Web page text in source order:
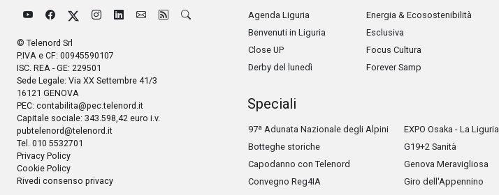
© Telenord Srl
P.IVA e CF: 00945590107
ISC. REA - GE: 229501
Sede Legale: Via XX Settembre 41/3
16121 GENOVA
PEC: contabilita@pec.telenord.it
Capitale sociale: 343.598,42 euro i.v.
pubtelenord@telenord.it
Tel. 010 5532701
Privacy Policy
Cookie Policy
Rivedi consenso privacy
Agenda Liguria
Benvenuti in Liguria
Close UP
Derby del lunedì
Energia & Ecosostenibilità
Esclusiva
Focus Cultura
Forever Samp
Speciali
97ª Adunata Nazionale degli Alpini
Botteghe storiche
Capodanno con Telenord
Convegno Reg4IA
EXPO Osaka - La Liguria
G19+2 Sanità
Genova Meravigliosa
Giro dell'Appennino